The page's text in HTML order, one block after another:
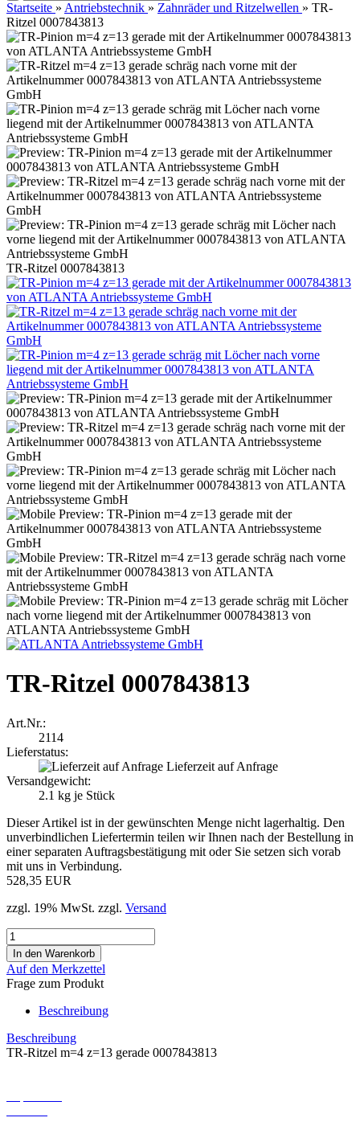
Startseite » Antriebstechnik » Zahnräder und Ritzelwellen » TR-
Ritzel 0007843813
TR-Ritzel 0007843813
TR-Ritzel 0007843813
Art.Nr.:
2114
Lieferstatus:
Lieferzeit auf Anfrage
Versandgewicht:
2.1 kg je Stück
Dieser Artikel ist in der gewünschten Menge nicht lagerhaltig. Den
unverbindlichen Liefertermin teilen wir Ihnen nach der Bestellung in
einer separaten Auftragsbestätigung mit oder Sie setzen sich vorab
mit uns in Verbindung.
528,35 EUR
zzgl. 19% MwSt. zzgl. Versand
Auf den Merkzettel
Frage zum Produkt
Beschreibung
Beschreibung
TR-Ritzel m=4 z=13 gerade 0007843813